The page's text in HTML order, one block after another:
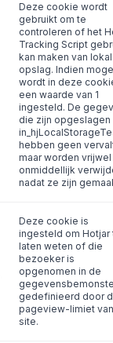
Deze cookie wordt
gebruikt om te
controleren of het
Tracking Script
kan maken van
opslag. Indien
wordt in deze
een waarde van 1
ingesteld. De
die zijn opgeslagen
hebben geen
maar worden vrijwel
onmiddellijk
nadat ze zijn
Deze cookie is
ingesteld om Hotjar
laten weten of die
bezoeker is
opgenomen in de
gedefinieerd door
pageview-limiet
site.